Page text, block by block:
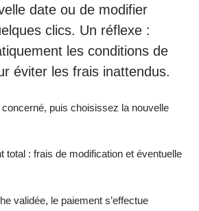
date ou de modifier
clics. Un réflexe :
les conditions de
éviter les frais inattendus.
puis choisissez la nouvelle
total : frais de modification et éventuelle
validée, le paiement s’effectue